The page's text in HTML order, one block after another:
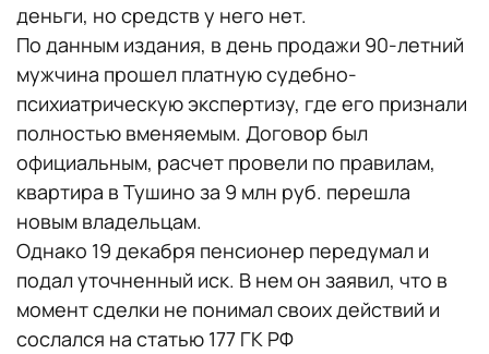
деньги, но средств у него нет.
По данным издания, в день продажи 90-летний
мужчина прошел платную судебно-
психиатрическую экспертизу, где его признали
полностью вменяемым. Договор был
официальным, расчет провели по правилам,
квартира в Тушино за 9 млн руб. перешла
новым владельцам.
Однако 19 декабря пенсионер передумал и
подал уточненный иск. В нем он заявил, что в
момент сделки не понимал своих действий и
сослался на статью 177 ГК РФ